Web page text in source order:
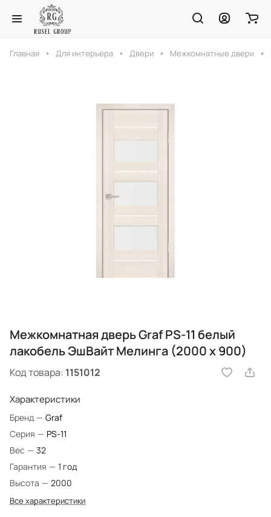
Главная Для интерьера Двери Межкомнатные двери
Межкомнатная дверь Graf PS-11 белый
лакобель ЭшВайт Мелинга (2000 х 900)
Код товара: 1151012
Характеристики
Бренд — Graf
Серия — PS-11
Вес — 32
Гарантия — 1 год
Высота — 2000
Все характеристики